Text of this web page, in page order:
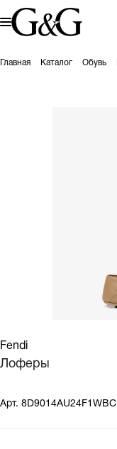
Главная Каталог Обувь
Fendi
Лоферы
Арт. 8D9014AU24F1WBC